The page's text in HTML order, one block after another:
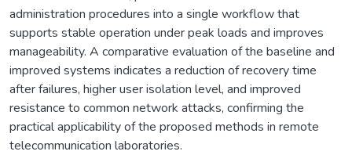
administration procedures into a single workflow that
supports stable operation under peak loads and improves
manageability. A comparative evaluation of the baseline and
improved systems indicates a reduction of recovery time
after failures, higher user isolation level, and improved
resistance to common network attacks, confirming the
practical applicability of the proposed methods in remote
telecommunication laboratories.